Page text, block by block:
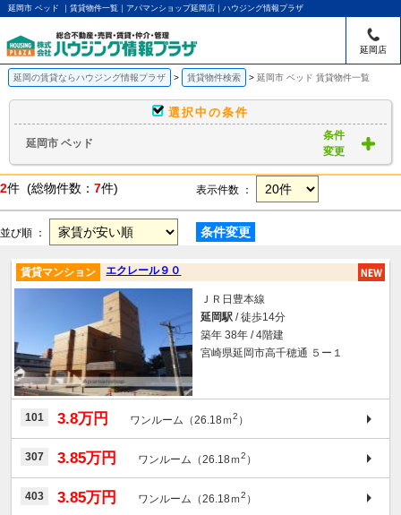
延岡市 ベッド ｜賃貸物件一覧｜アパマンショップ延岡店｜ハウジング情報プラザ
延岡店
延岡の賃貸ならハウジング情報プラザ 賃貸物件検索 延岡市 ベッド 賃貸物件一覧
選択中の条件
延岡市 ベッド
条件
変更
2件 (総物件数： 7件) 表示件数 ：
並び順 ： 条件変更
エクレール９０
賃貸マンション
ＪＲ日豊本線
延岡駅 / 徒歩14分
築年 38年 / 4階建
宮崎県延岡市高千穂通 ５ー１
101 3.8万円 ワンルーム（26.18ｍ2 ）
307 3.85万円 ワンルーム（26.18ｍ2 ）
403 3.85万円 ワンルーム（26.18ｍ2 ）